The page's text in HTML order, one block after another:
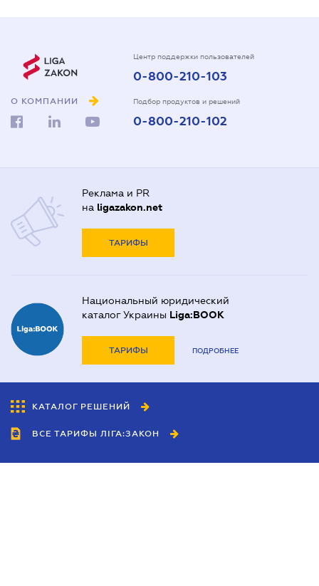
О КОМПАНИИ
Центр поддержки пользователей
0-800-210-103
Подбор продуктов и решений
0-800-210-102
Реклама и PR
на ligazakon.net
ТАРИФЫ
Национальный юридический
каталог Украины Liga:BOOK
ТАРИФЫ ПОДРОБНЕЕ
КАТАЛОГ РЕШЕНИЙ
ВСЕ ТАРИФЫ ЛІГА:ЗАКОН